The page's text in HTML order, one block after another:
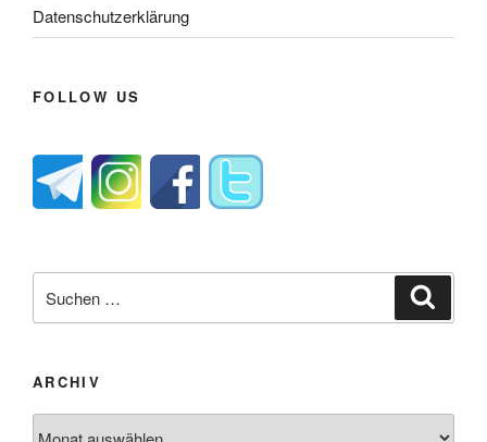
Datenschutzerklärung
FOLLOW US
nach:
ARCHIV